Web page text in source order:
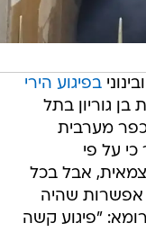
בפיגוע הירי
בן גוריון בתל
מערבית
כי על פי
אבל בכל
אפשרות שהיה
"פיגוע קשה